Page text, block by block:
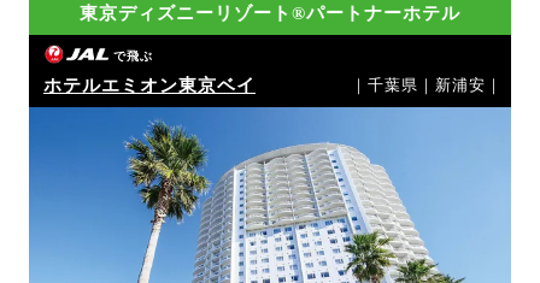
東京ディズニーリゾート®パートナーホテル
で飛ぶ
ホテルエミオン東京ベイ ｜千葉県｜新浦安｜